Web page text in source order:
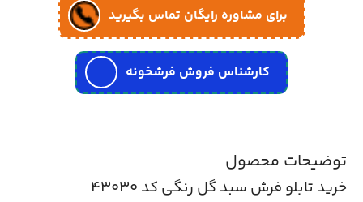
برای مشاوره رایگان تماس بگیرید
کارشناس فروش فرشخونه
توضیحات محصول
خرید تابلو فرش سبد گل رنگی کد 43030